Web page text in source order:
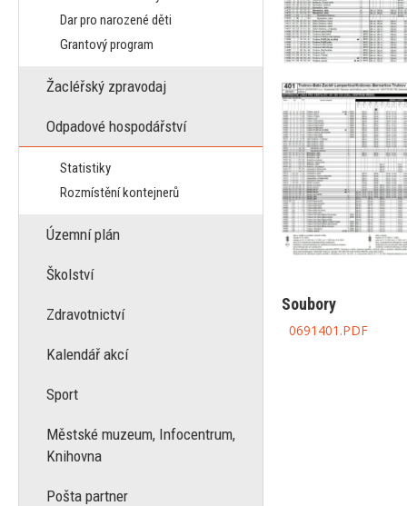
Dar pro narozené děti
Grantový program
Žacléřský zpravodaj
Odpadové hospodářství
Statistiky
Rozmístění kontejnerů
Územní plán
Školství
Zdravotnictví
Kalendář akcí
Sport
Městské muzeum, Infocentrum,
Knihovna
Pošta partner
Soubory
0691401.PDF